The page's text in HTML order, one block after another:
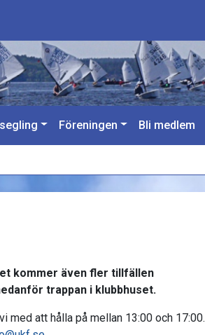
Föreningen Bli medlem
kommer även fler tillfällen
trappan i klubbhuset.
med att hålla på mellan 13:00 och 17:00.